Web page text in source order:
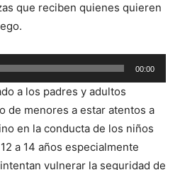
que reciben quienes quieren
00:00
a los padres y adultos
de menores a estar atentos a
en la conducta de los niños
a 14 años especialmente
vulnerar la seguridad de